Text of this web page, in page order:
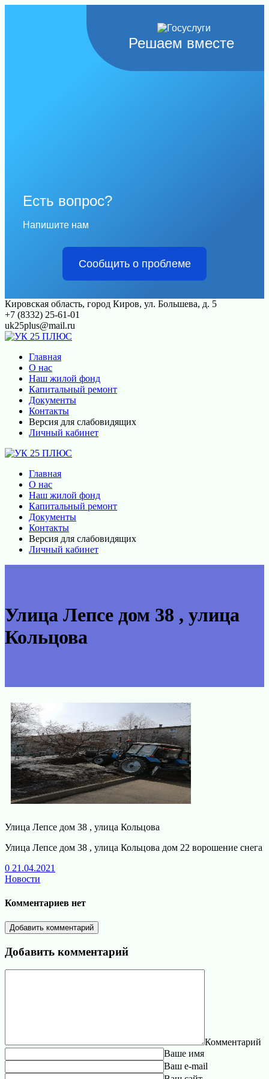
Решаем вместе
Есть вопрос?
Напишите нам
Сообщить о проблеме
Перейти
к
контенту
Кировская область, город Киров, ул. Большева, д. 5
+7 (8332) 25-61-01
uk25plus@mail.ru
Главная
О нас
Наш жилой фонд
Капитальный ремонт
Документы
Контакты
Версия для слабовидящих
Личный кабинет
Главная
О нас
Наш жилой фонд
Капитальный ремонт
Документы
Контакты
Версия для слабовидящих
Личный кабинет
Улица Лепсе дом 38 , улица
Кольцова
Улица Лепсе дом 38 , улица Кольцова
Улица Лепсе дом 38 , улица Кольцова дом 22 ворошение снега
0 21.04.2021
Новости
Комментариев нет
Добавить комментарий
Добавить комментарий
Комментарий
Ваше имя
Ваш e-mail